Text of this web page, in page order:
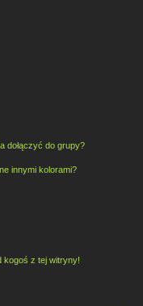
dołączyć do grupy?
innymi kolorami?
kogoś z tej witryny!